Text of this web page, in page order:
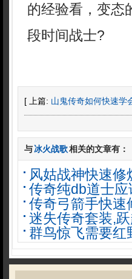
的经验看，变态
段时间战士?
[ 上篇: 山鬼传奇如何快速学
与冰火战歌相关的文章有：
风姑战神快速修
传奇纯db道士
传奇弓箭手快速
迷失传奇套装,
群鸟惊飞需要红